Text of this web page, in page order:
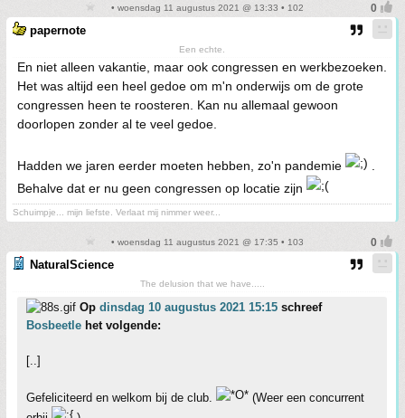
• woensdag 11 augustus 2021 @ 13:33 • 102
papernote
Een echte.
En niet alleen vakantie, maar ook congressen en werkbezoeken.
Het was altijd een heel gedoe om m'n onderwijs om de grote
congressen heen te roosteren. Kan nu allemaal gewoon
doorlopen zonder al te veel gedoe.
Hadden we jaren eerder moeten hebben, zo'n pandemie
Behalve dat er nu geen congressen op locatie zijn
Schuimpje... mijn liefste. Verlaat mij nimmer weer...
• woensdag 11 augustus 2021 @ 17:35 • 103
NaturalScience
The delusion that we have.....
Op dinsdag 10 augustus 2021 15:15 schreef
Bosbeetle het volgende:
[..]
Gefeliciteerd en welkom bij de club.
(Weer een concurrent